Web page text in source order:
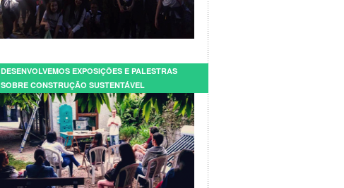
DESENVOLVEMOS EXPOSIÇÕES E PALESTRAS
SOBRE CONSTRUÇÃO SUSTENTÁVEL